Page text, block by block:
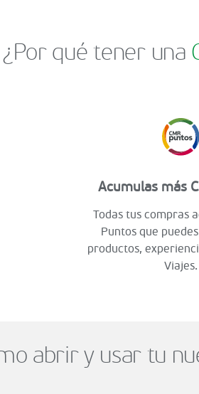
¿Por qué tener una
Acumulas más
Todas tus compras
Puntos que
productos,
Viajes.
abrir y usar tu